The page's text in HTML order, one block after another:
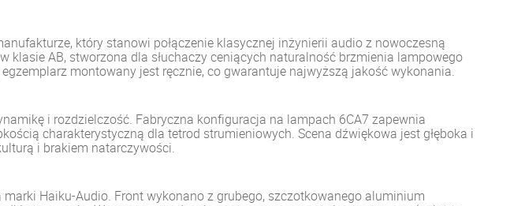
który stanowi połączenie klasycznej inżynierii audio z nowoczesną
AB, stworzona dla słuchaczy ceniących naturalność brzmienia lampowego
montowany jest ręcznie, co gwarantuje najwyższą jakość wykonania.
i rozdzielczość. Fabryczna konfiguracja na lampach 6CA7 zapewnia
charakterystyczną dla tetrod strumieniowych. Scena dźwiękowa jest głęboka i
i brakiem natarczywości.
Haiku-Audio. Front wykonano z grubego, szczotkowanego aluminium